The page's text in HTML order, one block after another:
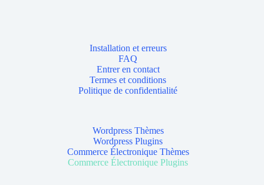
Installation et erreurs
FAQ
Entrer en contact
Termes et conditions
Politique de confidentialité
Wordpress Thèmes
Wordpress Plugins
Commerce Électronique Thèmes
Commerce Électronique Plugins